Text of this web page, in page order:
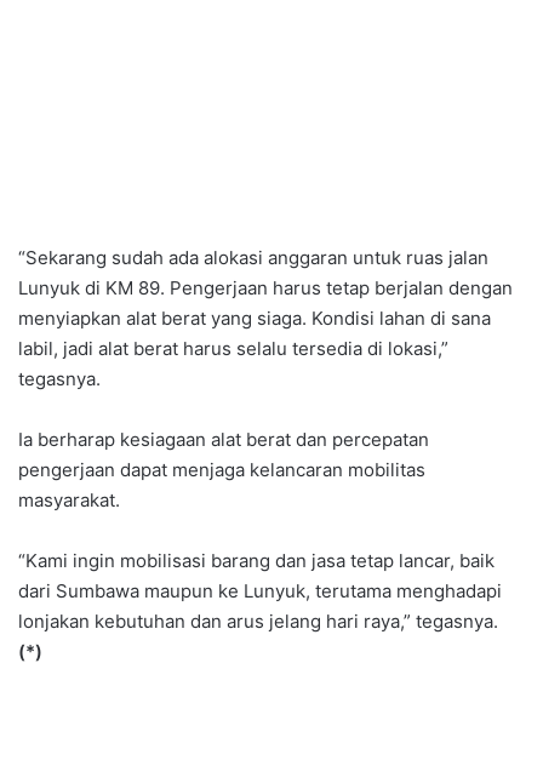
“Sekarang sudah ada alokasi anggaran untuk ruas jalan
Lunyuk di KM 89. Pengerjaan harus tetap berjalan dengan
menyiapkan alat berat yang siaga. Kondisi lahan di sana
labil, jadi alat berat harus selalu tersedia di lokasi,”
tegasnya.
Ia berharap kesiagaan alat berat dan percepatan
pengerjaan dapat menjaga kelancaran mobilitas
masyarakat.
“Kami ingin mobilisasi barang dan jasa tetap lancar, baik
dari Sumbawa maupun ke Lunyuk, terutama menghadapi
lonjakan kebutuhan dan arus jelang hari raya,” tegasnya.
(*)